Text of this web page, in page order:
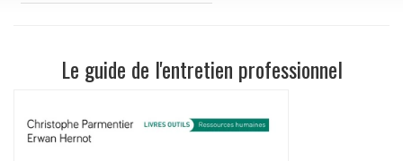
Le guide de l'entretien professionnel